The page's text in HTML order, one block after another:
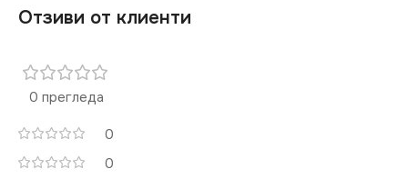
Отзиви от клиенти
0 прегледа
0
0